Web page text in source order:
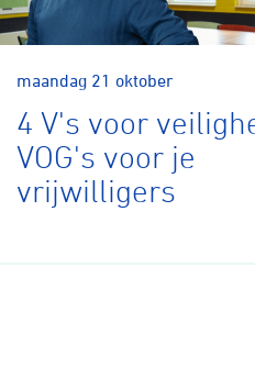
maandag 21 oktober
4 V's voor
VOG's voor je
vrijwilligers